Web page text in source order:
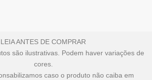
LEIA ANTES DE COMPRAR
são ilustrativas. Podem haver variações de
cores.
caso o produto não caiba em